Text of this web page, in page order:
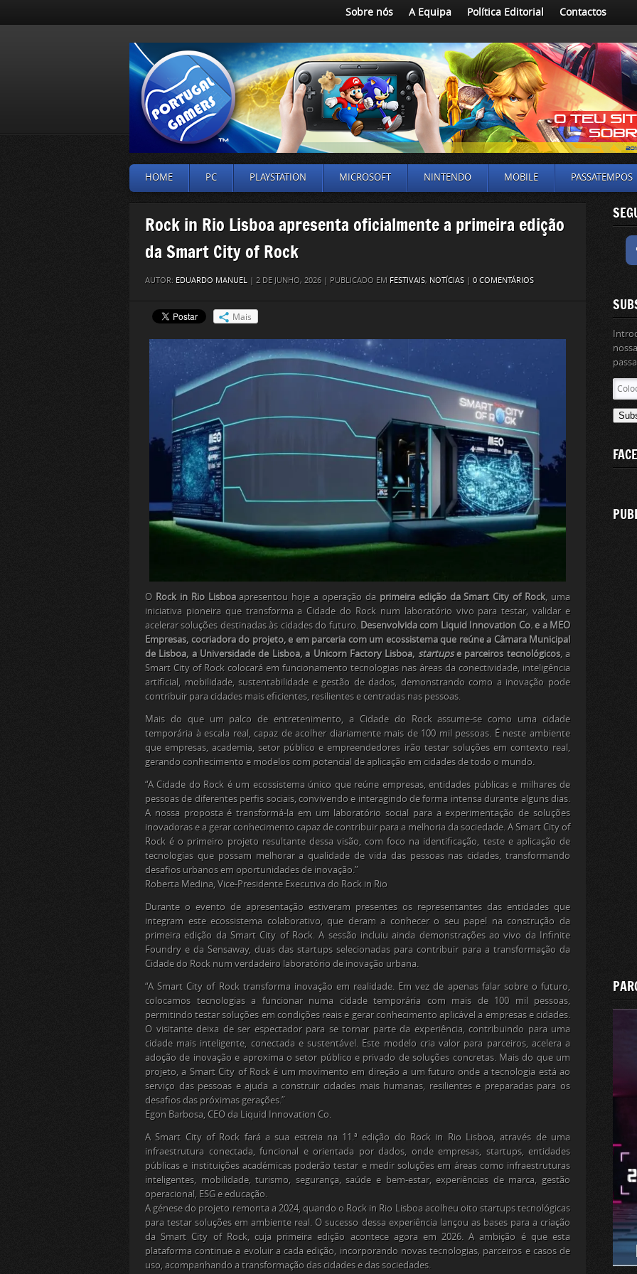
Sobre nós A Equipa Política Editorial Contactos
HOME PC PLAYSTATION MICROSOFT NINTENDO MOBILE PASSATEMPOS
Rock in Rio Lisboa apresenta oficialmente a primeira edição
da Smart City of Rock
AUTOR: EDUARDO MANUEL | 2 DE JUNHO, 2026 | PUBLICADO EM FESTIVAIS, NOTÍCIAS | 0 COMENTÁRIOS
Mais
O Rock in Rio Lisboaapresentou hoje a operação da primeira edição da Smart City of Rock, uma
iniciativa pioneira que transforma a Cidade do Rock num laboratório vivo para testar, validar e
acelerar soluções destinadas às cidades do futuro. Desenvolvida com Liquid Innovation Co. e a MEO
Empresas, cocriadora do projeto, e em parceria com um ecossistema que reúne a Câmara Municipal
de Lisboa, a Universidade de Lisboa, a Unicorn Factory Lisboa, startupse parceiros tecnológicos, a
Smart City of Rock colocará em funcionamento tecnologias nas áreas da conectividade, inteligência
artificial, mobilidade, sustentabilidade e gestão de dados, demonstrando como a inovação pode
contribuir para cidades mais eficientes, resilientes e centradas nas pessoas.
Mais do que um palco de entretenimento, a Cidade do Rock assume-se como uma cidade
temporária à escala real, capaz de acolher diariamente mais de 100 mil pessoas. É neste ambiente
que empresas, academia, setor público e empreendedores irão testar soluções em contexto real,
gerando conhecimento e modelos com potencial de aplicação em cidades de todo o mundo.
“A Cidade do Rock é um ecossistema único que reúne empresas, entidades públicas e milhares de
pessoas de diferentes perfis sociais, convivendo e interagindo de forma intensa durante alguns dias.
A nossa proposta é transformá-la em um laboratório social para a experimentação de soluções
inovadoras e a gerar conhecimento capaz de contribuir para a melhoria da sociedade. A Smart City of
Rock é o primeiro projeto resultante dessa visão, com foco na identificação, teste e aplicação de
tecnologias que possam melhorar a qualidade de vida das pessoas nas cidades, transformando
desafios urbanos em oportunidades de inovação.”
Roberta Medina, Vice-Presidente Executiva do Rock in Rio
Durante o evento de apresentação estiveram presentes os representantes das entidades que
integram este ecossistema colaborativo, que deram a conhecer o seu papel na construção da
primeira edição da Smart City of Rock. A sessão incluiu ainda demonstrações ao vivo da Infinite
Foundry e da Sensaway, duas das startups selecionadas para contribuir para a transformação da
Cidade do Rock num verdadeiro laboratório de inovação urbana.
“A Smart City of Rock transforma inovação em realidade. Em vez de apenas falar sobre o futuro,
colocamos tecnologias a funcionar numa cidade temporária com mais de 100 mil pessoas,
permitindo testar soluções em condições reais e gerar conhecimento aplicável a empresas e cidades.
O visitante deixa de ser espectador para se tornar parte da experiência, contribuindo para uma
cidade mais inteligente, conectada e sustentável. Este modelo cria valor para parceiros, acelera a
adoção de inovação e aproxima o setor público e privado de soluções concretas. Mais do que um
projeto, a Smart City of Rock é um movimento em direção a um futuro onde a tecnologia está ao
serviço das pessoas e ajuda a construir cidades mais humanas, resilientes e preparadas para os
desafios das próximas gerações.”
Egon Barbosa, CEO da Liquid Innovation Co.
A Smart City of Rock fará a sua estreia na 11.ª edição do Rock in Rio Lisboa, através de uma
infraestrutura conectada, funcional e orientada por dados, onde empresas, startups, entidades
públicas e instituições académicas poderão testar e medir soluções em áreas como infraestruturas
inteligentes, mobilidade, turismo, segurança, saúde e bem-estar, experiências de marca, gestão
operacional, ESG e educação.
A génese do projeto remonta a 2024, quando o Rock in Rio Lisboa acolheu oito startups tecnológicas
para testar soluções em ambiente real. O sucesso dessa experiência lançou as bases para a criação
da Smart City of Rock, cuja primeira edição acontece agora em 2026. A ambição é que esta
plataforma continue a evoluir a cada edição, incorporando novas tecnologias, parceiros e casos de
uso, acompanhando a transformação das cidades e das sociedades.
aqui
o
de
email